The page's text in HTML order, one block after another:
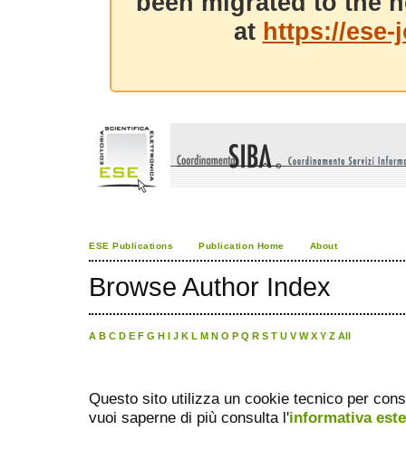
at https://
ESE Publications Publication Home About
Browse Author Index
A B C D E F G H I J K L M N O P Q R S T U V W X Y Z All
Questo sito utilizza un cookie tecnico per
vuoi saperne di più consulta l'informativa